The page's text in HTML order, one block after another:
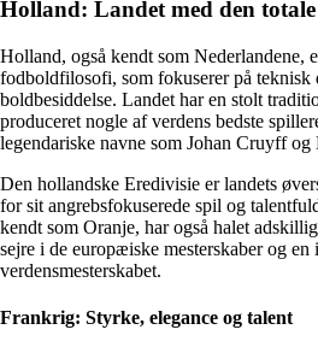
Holland: Landet med den
Holland, også kendt som Nederlandene,
fodboldfilosofi, som fokuserer på
boldbesiddelse. Landet har en stolt
produceret nogle af verdens bedste
legendariske navne som Johan Cruyff og
Den hollandske Eredivisie er landets
for sit angrebsfokuserede spil og
kendt som Oranje, har også halet
sejre i de europæiske mesterskaber og en
verdensmesterskabet.
Frankrig: Styrke, elegance og talent